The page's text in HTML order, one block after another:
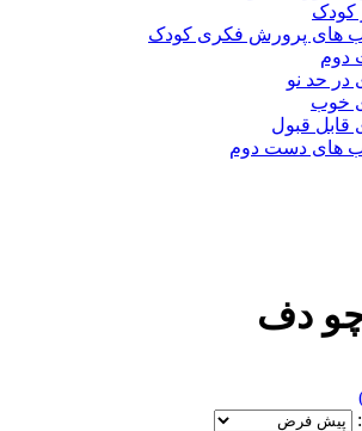
کودک
های پرورش فکری کودک
دوم
در حد نو
خوب
قابل قبول
های دست دوم
دف